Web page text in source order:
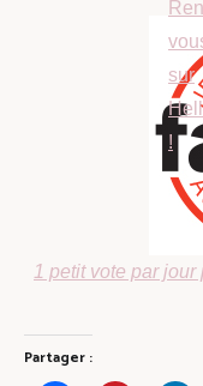
1 petit vote par
Partager :